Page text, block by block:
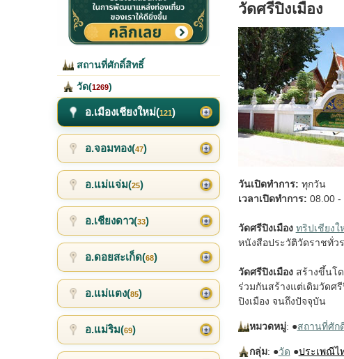
วัดศรีปิงเมือง
วันเปิดทำการ: ทุกวัน
เวลาเปิดทำการ: 08.00 -
วัดศรีปิงเมือง ทริปเชียงใ
หนังสือประวัติวัดราชทั่ว
วัดศรีปิงเมืองสร้างขึ้นโด
ร่วมกันสร้างแต่เดิมวัดศ
ปิงเมือง จนถึงปัจจุบัน
หมวดหมู่: ●สถานที่ศัก
กลุ่ม: ●วัด ●ประเพณีไ
สถานที่ศักดิ์สิทธิ์
วัด(1269)
อ.เมืองเชียงใหม่(121)
อ.จอมทอง(47)
อ.แม่แจ่ม(25)
อ.เชียงดาว(33)
อ.ดอยสะเก็ด(68)
อ.แม่แตง(85)
อ.แม่ริม(69)